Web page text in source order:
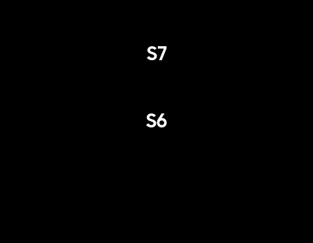
S7
S6